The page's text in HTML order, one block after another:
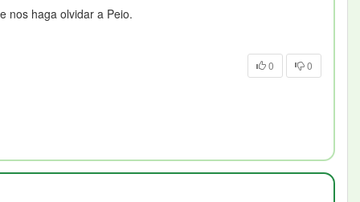
nos haga olvidar a Peio.
0 0